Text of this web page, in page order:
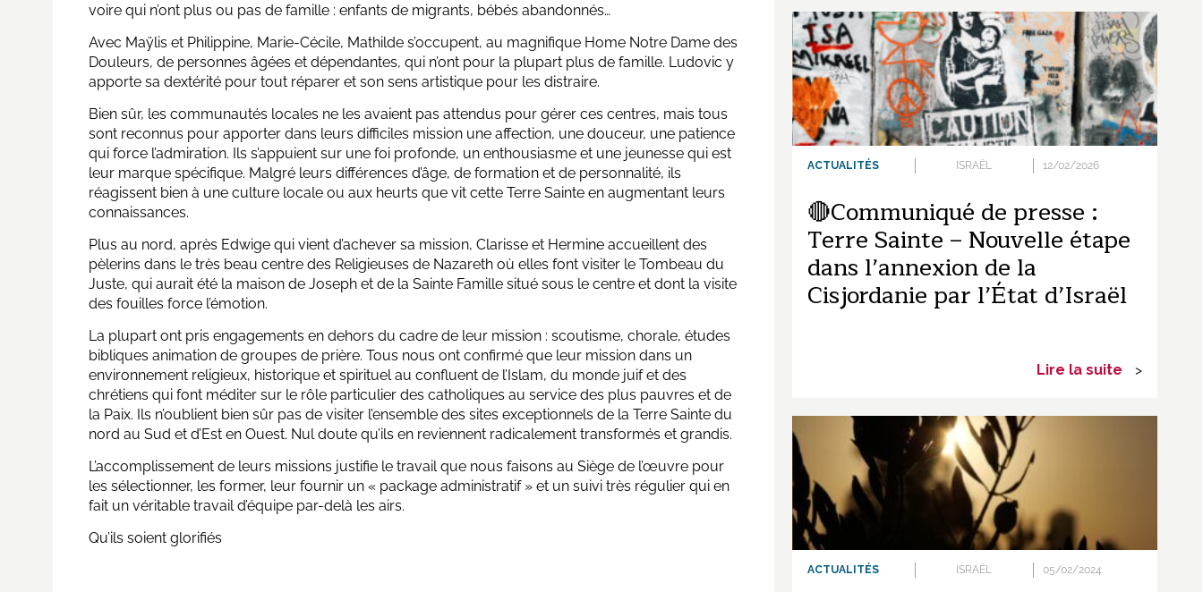
voire qui n’ont plus ou pas de famille : enfants de migrants, bébés abandonnés…
Avec Maÿlis et Philippine, Marie-Cécile, Mathilde s’occupent, au magnifique Home Notre Dame des
Douleurs, de personnes âgées et dépendantes, qui n’ont pour la plupart plus de famille. Ludovic y
apporte sa dextérité pour tout réparer et son sens artistique pour les distraire.
Bien sûr, les communautés locales ne les avaient pas attendus pour gérer ces centres, mais tous
sont reconnus pour apporter dans leurs difficiles mission une affection, une douceur, une patience
qui force l’admiration. Ils s’appuient sur une foi profonde, un enthousiasme et une jeunesse qui est
leur marque spécifique. Malgré leurs différences d’âge, de formation et de personnalité, ils
réagissent bien à une culture locale ou aux heurts que vit cette Terre Sainte en augmentant leurs
connaissances.
Plus au nord, après Edwige qui vient d’achever sa mission, Clarisse et Hermine accueillent des
pèlerins dans le très beau centre des Religieuses de Nazareth où elles font visiter le Tombeau du
Juste, qui aurait été la maison de Joseph et de la Sainte Famille situé sous le centre et dont la visite
des fouilles force l’émotion.
La plupart ont pris engagements en dehors du cadre de leur mission : scoutisme, chorale, études
bibliques animation de groupes de prière. Tous nous ont confirmé que leur mission dans un
environnement religieux, historique et spirituel au confluent de l’Islam, du monde juif et des
chrétiens qui font méditer sur le rôle particulier des catholiques au service des plus pauvres et de
la Paix. Ils n’oublient bien sûr pas de visiter l’ensemble des sites exceptionnels de la Terre Sainte du
nord au Sud et d’Est en Ouest. Nul doute qu’ils en reviennent radicalement transformés et grandis.
L’accomplissement de leurs missions justifie le travail que nous faisons au Siège de l’œuvre pour
les sélectionner, les former, leur fournir un « package administratif » et un suivi très régulier qui en
fait un véritable travail d’équipe par-delà les airs.
Qu’ils soient glorifiés
ACTUALITÉS ISRAËL 12/02/2026
🔴Communiqué de presse :
Terre Sainte – Nouvelle étape
dans l’annexion de la
Cisjordanie par l’État d’Israël
Lire la suite >
ACTUALITÉS ISRAËL 05/02/2024